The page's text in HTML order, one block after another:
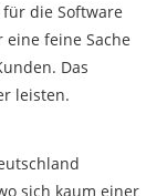
die Software
feine Sache
Das
leisten.
sich kaum einer